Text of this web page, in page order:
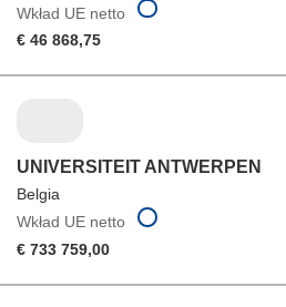
Wkład UE netto
€ 46 868,75
UNIVERSITEIT ANTWERPEN
Belgia
Wkład UE netto
€ 733 759,00